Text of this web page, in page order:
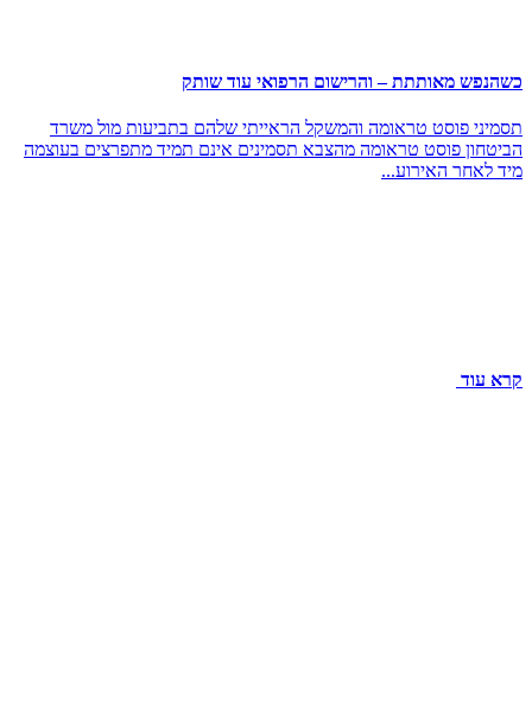
כשהנפש מאותתת – והרישום הרפואי עוד שותק
תסמיני פוסט טראומה והמשקל הראייתי שלהם בתביעות מול משרד
הביטחון פוסט טראומה מהצבא תסמינים אינם תמיד מתפרצים בעוצמה
מיד לאחר האירוע...
קרא עוד